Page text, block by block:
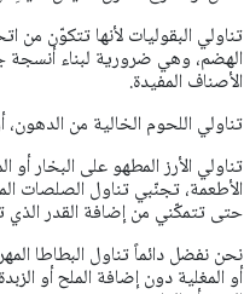
تناولي البقوليات لأنها تتكوّن من
الهضم، وهي ضرورية لبناء أنسجة
الأصناف المفيدة.
تناولي اللحوم الخالية من
تناولي الأرز المطهو على البخار
الأطعمة، تجنّبي تناول الصلصات
حتى تتمكّني من إضافة القدر
نحن نفضل دائماً تناول البطاطا
أو المغلية دون إضافة الملح أو